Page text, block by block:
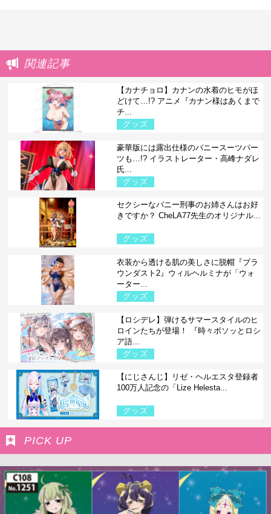
関連記事
【カナチョロ】カナンの水着のヒモがほ
どけて…!? アニメ『カナン様はあくまで
チ...
グッズ
豪華版には露出仕様のバニースーツパー
ツも…!? イラストレーター・高峰ナダレ
氏...
グッズ
セクシーなバニー刑事のお姉さんはお好
きですか？ CheLA77先生のオリジナル...
グッズ
衣装から透ける肌の美しさに脱帽『ブラ
ウンダスト2』ウィルヘルミナが「ウォ
ーター...
グッズ
【ロシデレ】弾けるサマースタイルのヒ
ロインたちが登場！ 『時々ボソッとロシ
ア語...
グッズ
【にじさんじ】リゼ・ヘルエスタ登録者
100万人記念の「Lize Helesta...
グッズ
PICK UP